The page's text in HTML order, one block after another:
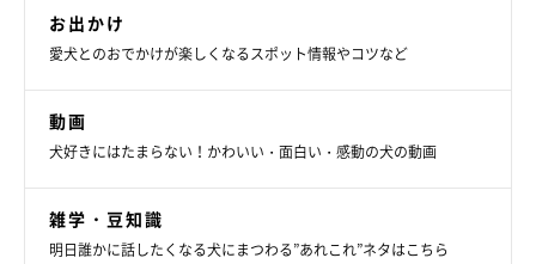
ます。
取材・文／二宮ねこむ
お出かけ
愛犬とのおでかけが楽しくなるスポット情報やコツなど
動画
犬好きにはたまらない！かわいい・面白い・感動の犬の動画
雑学・豆知識
明日誰かに話したくなる犬にまつわる”あれこれ”ネタはこちら